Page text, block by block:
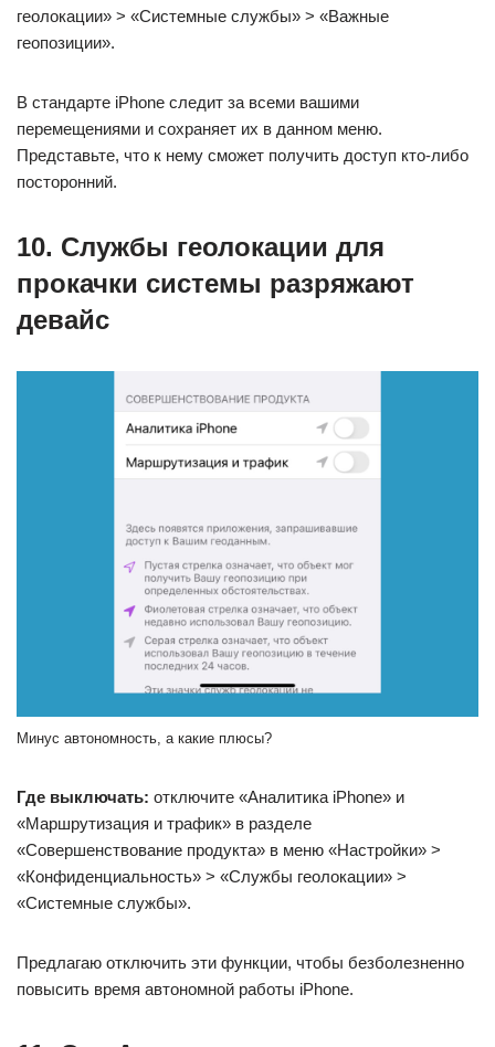
геолокации» > «Системные службы» > «Важные
геопозиции».
В стандарте iPhone следит за всеми вашими
перемещениями и сохраняет их в данном меню.
Представьте, что к нему сможет получить доступ кто-либо
посторонний.
10. Службы геолокации для
прокачки системы разряжают
девайс
Минус автономность, а какие плюсы?
Где выключать: отключите «Аналитика iPhone» и
«Маршрутизация и трафик» в разделе
«Совершенствование продукта» в меню «Настройки» >
«Конфиденциальность» > «Службы геолокации» >
«Системные службы».
Предлагаю отключить эти функции, чтобы безболезненно
повысить время автономной работы iPhone.